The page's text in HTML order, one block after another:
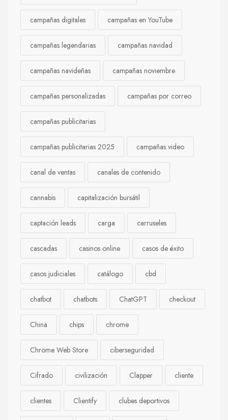
campañas digitales campañas en YouTube
campañas legendarias campañas navidad
campañas navideñas campañas noviembre
campañas personalizadas campañas por correo
campañas publicitarias
campañas publicitarias 2025 campañas video
canal de ventas canales de contenido
cannabis capitalización bursátil
captación leads carga carruseles
cascadas casinos online casos de éxito
casos judiciales catálogo cbd
chatbot chatbots ChatGPT checkout
China chips chrome
Chrome Web Store ciberseguridad
Cifrado civilización Clapper cliente
clientes Clientify clubes deportivos